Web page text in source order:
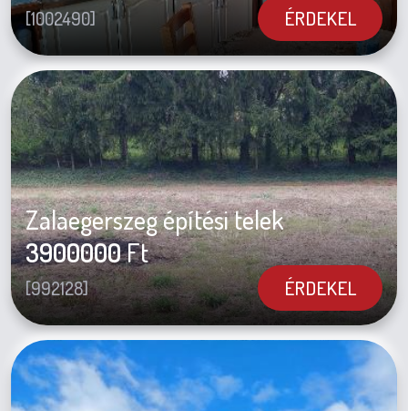
[1002490] ÉRDEKEL
Zalaegerszeg építési telek
3900000Ft
[992128] ÉRDEKEL